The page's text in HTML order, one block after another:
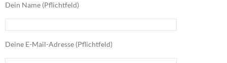
Dein Name (Pflichtfeld)
Deine E-Mail-Adresse (Pflichtfeld)